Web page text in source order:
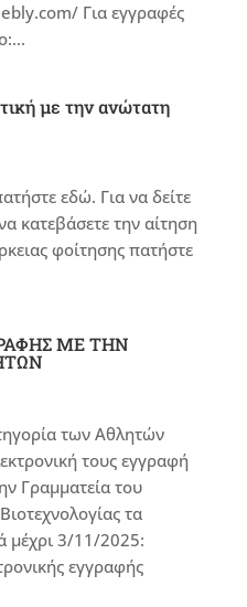
Για εγγραφές
με την ανώτατη
εδώ. Για να δείτε
κατεβάσετε την αίτηση
φοίτησης πατήστε
ΜΕ ΤΗΝ
των Αθλητών
τους εγγραφή
Γραμματεία του
τα
μέχρι 3/11/2025:
εγγραφής